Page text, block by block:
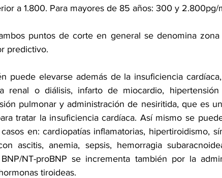
a 1.800. Para mayores de 85 años: 300 y 2.800pg/
puntos de corte en general se denomina
predictivo.
puede elevarse además de la insuficiencia
renal o diálisis, infarto de miocardio, hipertensión
pulmonar y administración de nesiritida, que es
tratar la insuficiencia cardíaca. Así mismo se
en: cardiopatías inflamatorias, hipertiroidismo,
ascitis, anemia, sepsis, hemorragia
NT-proBNP se incrementa también por la
tiroideas.